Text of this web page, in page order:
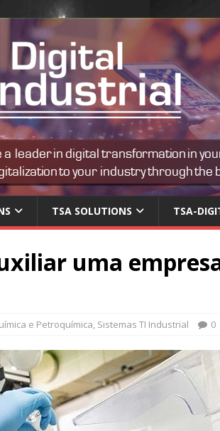
TSA SOLUTIONS TSA-
uma
e Petroquímica, Sistemas TI Industrial 0